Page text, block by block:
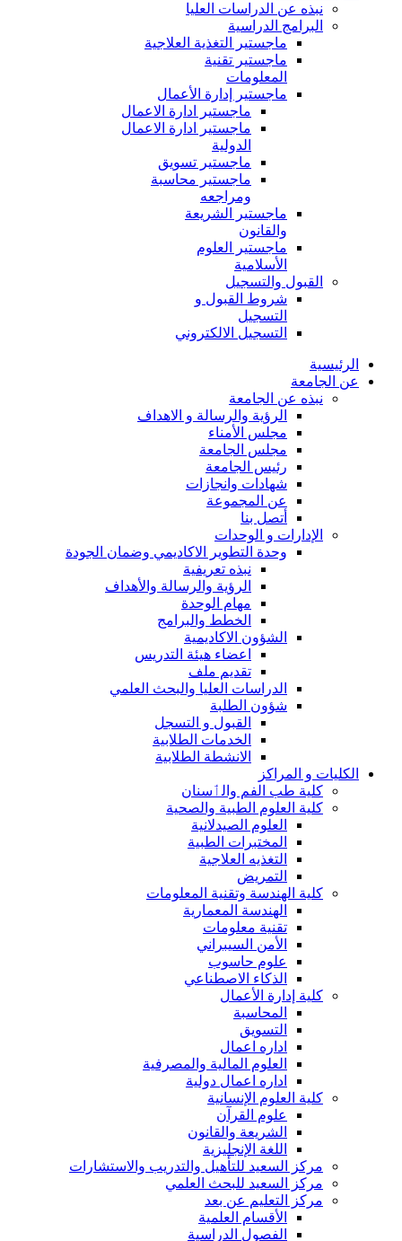
نبذه عن الدراسات العليا
البرامج الدراسية
ماجستير التغذية العلاجية
ماجستير تقنية
المعلومات
ماجستير إدارة الأعمال
ماجستير ادارة الاعمال
ماجستير ادارة الاعمال
الدولية
ماجستير تسويق
ماجستير محاسبة
ومراجعه
ماجستير الشريعة
والقانون
ماجستير العلوم
الأسلامية
القبول والتسجيل
شروط القبول و
التسجيل
التسجيل الالكتروني
الرئيسية
عن الجامعة
نبذه عن الجامعة
الرؤية والرسالة و الاهداف
مجلس الأمناء
مجلس الجامعة
رئيس الجامعة
شهادات وانجازات
عن المجموعة
أتصل بنا
الإدارات و الوحدات
وحدة التطوير الاكاديمي وضمان الجودة
نبذه تعريفية
الرؤية والرسالة والأهداف
مهام الوحدة
الخطط والبرامج
الشؤون الاكاديمية
اعضاء هيئة التدريس
تقديم ملف
الدراسات العليا والبحث العلمي
شؤون الطلبة
القبول و التسجل
الخدمات الطلابية
الانشطة الطلابية
الكليات و المراكز
كلية طب الفم والٲسنان
كلية العلوم الطبية والصحية
العلوم الصيدلانية
المختبرات الطبية
التغذيه العلاجية
التمريض
كلية الهندسة وتقنية المعلومات
الهندسة المعمارية
تقنية معلومات
الأمن السيبراني
علوم حاسوب
الذكاء الاصطناعي
كلية إدارة الأعمال
المحاسبة
التسويق
اداره اعمال
العلوم المالية والمصرفية
اداره اعمال دولية
كلية العلوم الإنسانية
علوم القرآن
الشريعة والقانون
اللغة الإنجليزية
مركز السعيد للتأهيل والتدريب والاستشارات
مركز السعيد للبحث العلمي
مركز التعليم عن بعد
الأقسام العلمية
الفصول الدراسية